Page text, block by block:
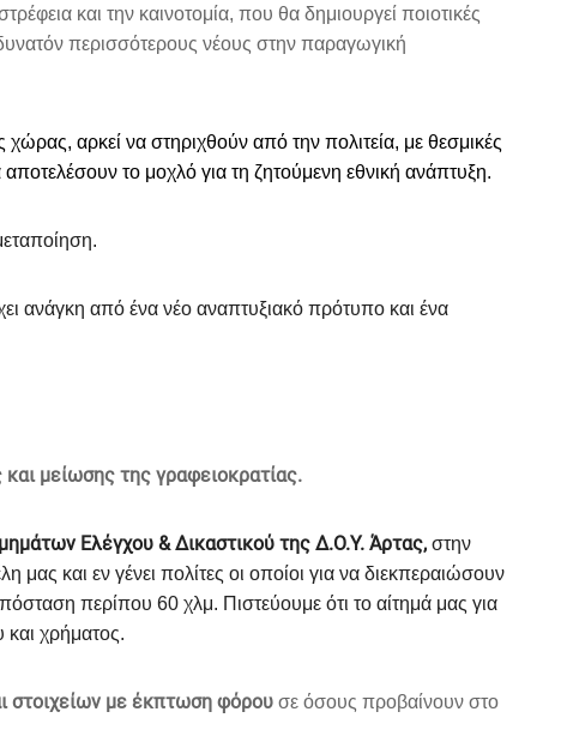
και την καινοτομία, που θα δημιουργεί ποιοτικές
περισσότερους νέους στην παραγωγική
αρκεί να στηριχθούν από την πολιτεία, με θεσμικές
το μοχλό για τη ζητούμενη εθνική ανάπτυξη.
ανάγκη από ένα νέο αναπτυξιακό πρότυπο και ένα
μείωσης της γραφειοκρατίας.
Ελέγχου & Δικαστικού της Δ.Ο.Υ. Άρτας, στην
και εν γένει πολίτες οι οποίοι για να διεκπεραιώσουν
περίπου 60 χλμ. Πιστεύουμε ότι το αίτημά μας για
και χρήματος.
στοιχείων με έκπτωση φόρου σε όσους προβαίνουν στο